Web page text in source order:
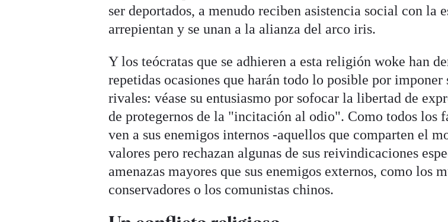
ser deportados, a menudo reciben asistencia social con la
arrepientan y se unan a la alianza del arco iris.
Y los teócratas que se adhieren a esta religión woke han
repetidas ocasiones que harán todo lo posible por imponer
rivales: véase su entusiasmo por sofocar la libertad de
de protegernos de la "incitación al odio". Como todos los
ven a sus enemigos internos -aquellos que comparten el
valores pero rechazan algunas de sus reivindicaciones
amenazas mayores que sus enemigos externos, como los
conservadores o los comunistas chinos.